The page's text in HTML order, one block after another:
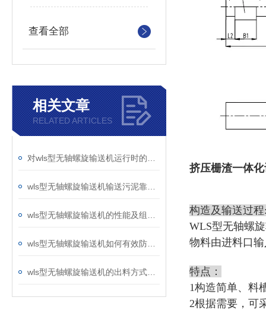
查看全部
相关文章
RELATED ARTICLES
挤压栅渣一体
构造及输送过
WLS型无轴螺
物料由进料口
特点：
1构造简单、料
2根据需要，可